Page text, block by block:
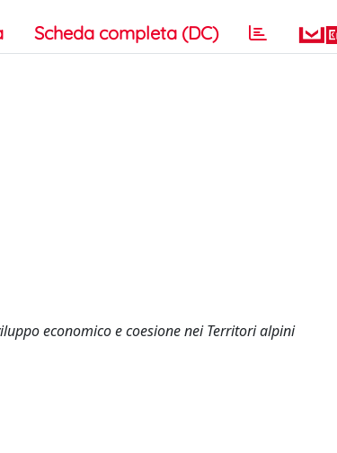
Scheda completa (DC)
economico e coesione nei Territori alpini